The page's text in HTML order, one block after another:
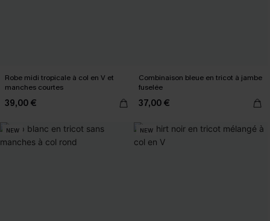
Robe midi tropicale à col en V et
manches courtes
39,00 €
Combinaison bleue en tricot à jambe
fuselée
37,00 €
NEW NEW